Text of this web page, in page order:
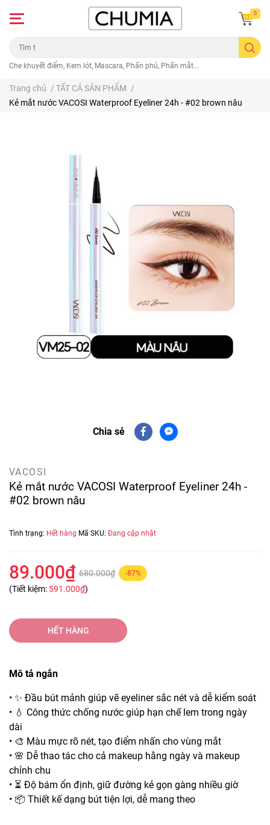
Che khuyết điểm, Kem lót, Mascara, Phấn phủ, Phấn mắt...
0
Trang chủ / TẤT CẢ SẢN PHẨM /
Kẻ mắt nước VACOSI Waterproof Eyeliner 24h - #02 brown nâu
Chia sẻ
VACOSI
Kẻ mắt nước VACOSI Waterproof Eyeliner 24h -
#02 brown nâu
Tình trạng: Hết hàng Mã SKU: Đang cập nhật
89.000₫ 680.000₫ -87%
(Tiết kiệm: 591.000₫)
HẾT HÀNG
Mô tả ngắn
• ✨ Đầu bút mảnh giúp vẽ eyeliner sắc nét và dễ kiểm soát
• 💧 Công thức chống nước giúp hạn chế lem trong ngày
dài
• 🎨 Màu mực rõ nét, tạo điểm nhấn cho vùng mắt
• 🌸 Dễ thao tác cho cả makeup hằng ngày và makeup
chỉnh chu
• ⏳ Độ bám ổn định, giữ đường kẻ gọn gàng nhiều giờ
• 📦 Thiết kế dạng bút tiện lợi, dễ mang theo